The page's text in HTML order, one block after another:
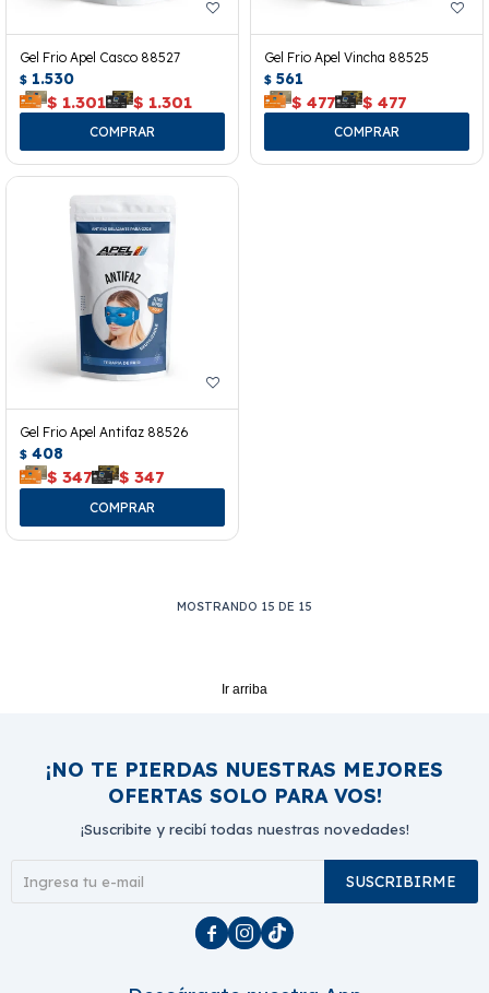
Gel Frio Apel Casco 88527
$ 1.530
$ 1.301 $ 1.301
Gel Frio Apel Vincha 88525
$ 561
$ 477 $ 477
Gel Frio Apel Antifaz 88526
$ 408
$ 347 $ 347
MOSTRANDO 15 DE 15
Ir arriba
¡NO TE PIERDAS NUESTRAS MEJORES
OFERTAS SOLO PARA VOS!
¡Suscribite y recibí todas nuestras novedades!
SUSCRIBIRME
  